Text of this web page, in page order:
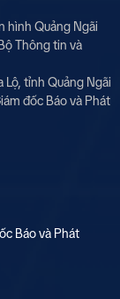
hình Quảng Ngãi
Thông tin và
Lộ, tỉnh Quảng Ngãi
đốc Báo và Phát
Báo và Phát